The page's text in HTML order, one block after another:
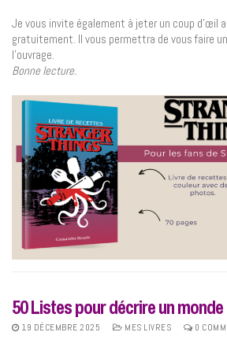
Je vous invite également à jeter un coup d’œil
gratuitement. Il vous permettra de vous faire
l’ouvrage.
Bonne lecture.
50 Listes pour décrire un
19 DÉCEMBRE 2025 MES LIVRES 0